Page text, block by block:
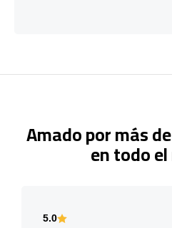
Amado por más de
en todo
5.0